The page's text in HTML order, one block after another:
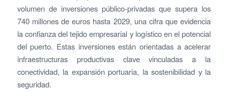
volumen de inversiones público-privadas que supera los
740 millones de euros hasta 2029, una cifra que evidencia
la confianza del tejido empresarial y logístico en el potencial
del puerto. Estas inversiones están orientadas a acelerar
infraestructuras productivas clave vinculadas a la
conectividad, la expansión portuaria, la sostenibilidad y la
seguridad.